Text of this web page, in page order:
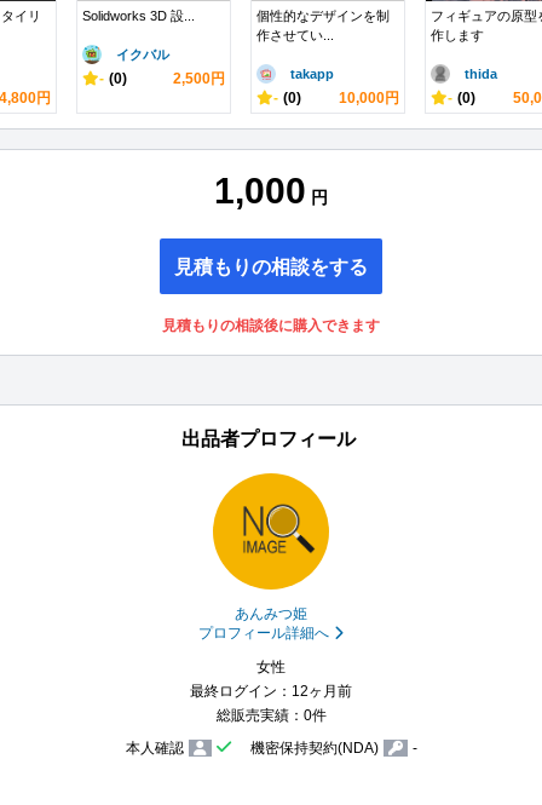
イリ
円
Solidworks 3D 設...
イクバル
- (0) 2,500円
個性的なデザインを制
作させてい...
takapp
- (0) 10,000円
フィギュアの原型
作します
thida
- (0)
1,000 円
見積もりの相談をする
見積もりの相談後に購入できます
出品者プロフィール
あんみつ姫
プロフィール詳細へ
女性
最終ログイン：12ヶ月前
総販売実績：0件
本人確認
機密保持契約(NDA) -